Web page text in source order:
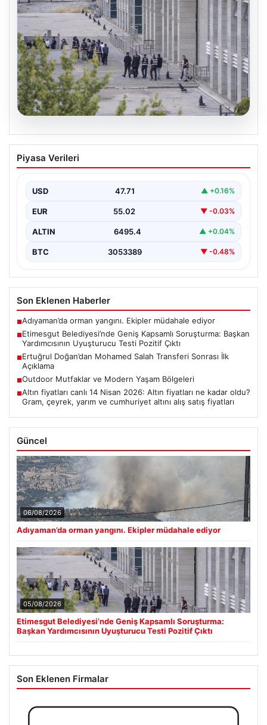
Etimesgut Belediyesi’nde Geniş
Kapsamlı Soruşturma: Başkan
Çıktı
Ankara’nın Etimesgut ilçesinde bulunan belediyeye
yönelik yürütülen kapsamlı soruşturma kapsamında
Piyasa Verileri
USD 47.71 ▲ +0.16%
EUR 55.02 ▼ -0.03%
ALTIN 6495.4 ▲ +0.04%
BTC 3053389 ▼ -0.48%
Son Eklenen Haberler
■Adıyaman’da orman yangını. Ekipler müdahale ediyor
■Etimesgut Belediyesi’nde Geniş Kapsamlı Soruşturma: Başkan
Yardımcısının Uyuşturucu Testi Pozitif Çıktı
■Ertuğrul Doğan’dan Mohamed Salah Transferi Sonrası İlk
Açıklama
■Outdoor Mutfaklar ve Modern Yaşam Bölgeleri
■Altın fiyatları canlı 14 Nisan 2026: Altın fiyatları ne kadar oldu?
Gram, çeyrek, yarım ve cumhuriyet altını alış satış fiyatları
Güncel
06/08/2026
Adıyaman’da orman yangını. Ekipler müdahale ediyor
05/08/2026
Etimesgut Belediyesi’nde Geniş Kapsamlı Soruşturma:
Başkan Yardımcısının Uyuşturucu Testi Pozitif Çıktı
Son Eklenen Firmalar